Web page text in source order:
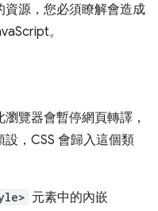
源，您必須瞭解會造成
。
覽器會暫停網頁轉譯，
，CSS 會歸入這個類
元素中的內嵌